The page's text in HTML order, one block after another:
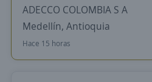
ADECCO COLOMBIA S A
Medellín, Antioquia
Hace 15 horas